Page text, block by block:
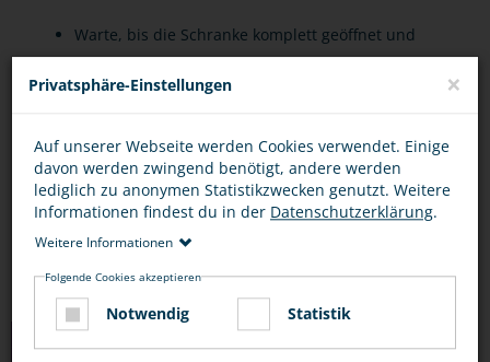
Warte, bis die Schranke komplett geöffnet und
rennen oder zu fahren!
Schiebe dein Fahrrad oder deinen Roller über
den Übergang.
Privatsphäre-Einstellungen ×
Auf unserer Webseite werden Cookies verwendet. Einige
davon werden zwingend benötigt, andere werden
lediglich zu anonymen Statistikzwecken genutzt. Weitere
Informationen findest du in der Datenschutzerklärung.
Weitere Informationen
Folgende Cookies akzeptieren
Notwendig Statistik